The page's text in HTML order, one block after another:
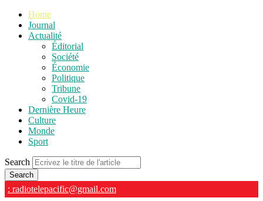
Home
Journal
Actualité
Éditorial
Société
Économie
Politique
Tribune
Covid-19
Dernière Heure
Culture
Monde
Sport
Search
: radiotelepacific@gmail.com